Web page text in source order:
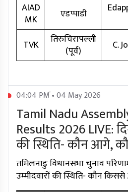
AIAD
MK
एडप्पाडी
TVK
तिरुचिरापल्ली
(पूर्व)
C.
04:04 PM • 04 May 2026
Tamil Nadu
Results 2026 LIVE:
की स्थिति- कौन आगे,
तमिलनाडु विधानसभा चुनाव
उम्मीदवारों की स्थिति- कौन